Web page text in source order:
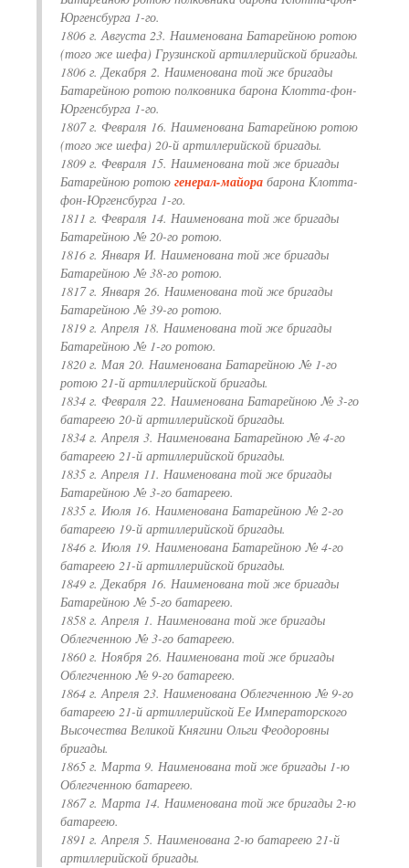
Юргенсбурга 1-го.
1806 г. Августа 23. Наименована Батарейною ротою
(того же шефа) Грузинской артиллерийской бригады.
1806 г. Декабря 2. Наименована той же бригады
Батарейною ротою полковника барона Клотта-фон-
Юргенсбурга 1-го.
1807 г. Февраля 16. Наименована Батарейною ротою
(того же шефа) 20-й артиллерийской бригады.
1809 г. Февраля 15. Наименована той же бригады
Батарейною ротою генерал-майора барона Клотта-
фон-Юргенсбурга 1-го.
1811 г. Февраля 14. Наименована той же бригады
Батарейною № 20-го ротою.
1816 г. Января И. Наименована той же бригады
Батарейною № 38-го ротою.
1817 г. Января 26. Наименована той же бригады
Батарейною № 39-го ротою.
1819 г. Апреля 18. Наименована той же бригады
Батарейною № 1-го ротою.
1820 г. Мая 20. Наименована Батарейною № 1-го
ротою 21-й артиллерийской бригады.
1834 г. Февраля 22. Наименована Батарейною № 3-го
батареею 20-й артиллерийской бригады.
1834 г. Апреля 3. Наименована Батарейною № 4-го
батареею 21-й артиллерийской бригады.
1835 г. Апреля 11. Наименована той же бригады
Батарейною № 3-го батареею.
1835 г. Июля 16. Наименована Батарейною № 2-го
батареею 19-й артиллерийской бригады.
1846 г. Июля 19. Наименована Батарейною № 4-го
батареею 21-й артиллерийской бригады.
1849 г. Декабря 16. Наименована той же бригады
Батарейною № 5-го батареею.
1858 г. Апреля 1. Наименована той же бригады
Облегченною № 3-го батареею.
1860 г. Ноября 26. Наименована той же бригады
Облегченною № 9-го батареею.
1864 г. Апреля 23. Наименована Облегченною № 9-го
батареею 21-й артиллерийской Ее Императорского
Высочества Великой Княгини Ольги Феодоровны
бригады.
1865 г. Марта 9. Наименована той же бригады 1-ю
Облегченною батареею.
1867 г. Марта 14. Наименована той же бригады 2-ю
батареею.
1891 г. Апреля 5. Наименована 2-ю батареею 21-й
артиллерийской бригады.